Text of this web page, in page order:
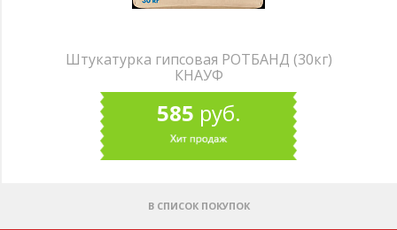
Штукатурка гипсовая РОТБАНД (30кг)
КНАУФ
585 руб.
В СПИСОК ПОКУПОК